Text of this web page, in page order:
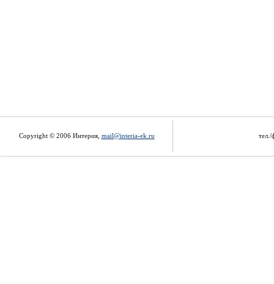
Copyright © 2006 Интерия, mail@interia-ek.ru